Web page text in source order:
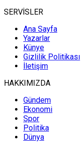
SERVİSLER
Ana Sayfa
Yazarlar
Künye
Gizlilik Politikası
İletişim
HAKKIMIZDA
Gündem
Ekonomi
Spor
Politika
Dünya